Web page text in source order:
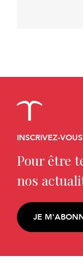
INSCRIVEZ-
Pour être
nos
JE